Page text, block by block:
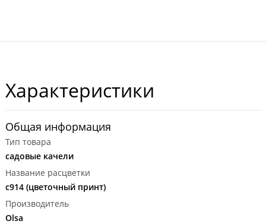
Характеристики
Общая информация
Тип товара
садовые качели
Название расцветки
с914 (цветочный принт)
Производитель
Olsa